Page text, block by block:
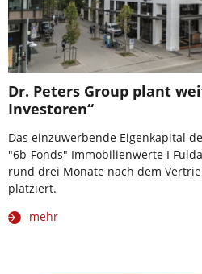
Dr. Peters Group plant
Investoren“
Das einzuwerbende Eigenkapital
"6b-Fonds" Immobilienwerte I
rund drei Monate nach dem
platziert.
mehr